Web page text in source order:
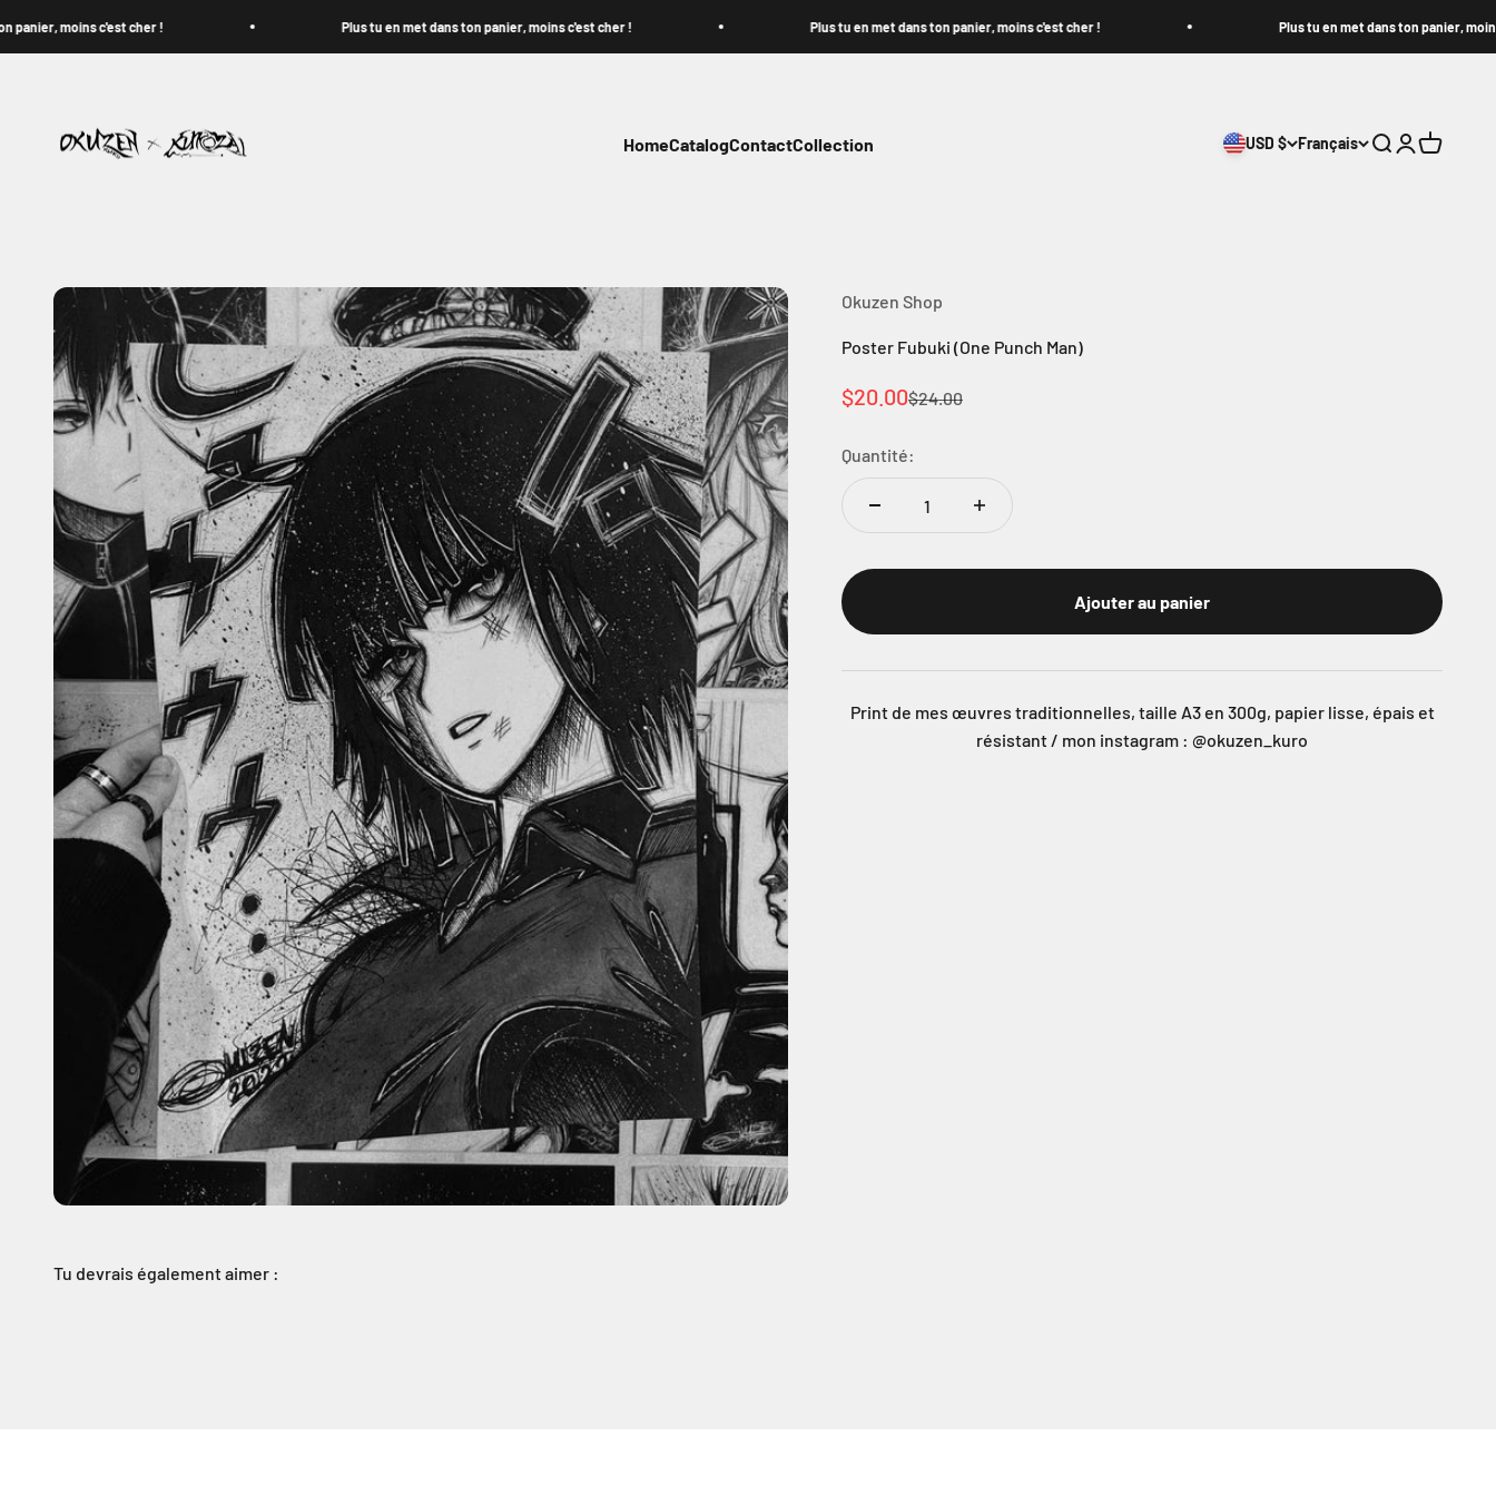
moins c'est cher ! Plus tu en met dans ton panier, moins c'est cher ! Plus tu en met dans ton panier, moins c'est cher ! Plus tu en met dans ton panier, moins c'est
HomeCatalogContactCollection USD $ Français Ouvrir la
Ouvrir le
Voir le
Okuzen Shop
Poster Fubuki (One Punch Man)
Prix de vente
$20.00Prix normal
$24.00
Quantité:
Ajouter au panier
Print de mes œuvres traditionnelles, taille A3 en 300g, papier lisse, épais et
résistant / mon instagram : @okuzen_kuro
Tu devrais également aimer :